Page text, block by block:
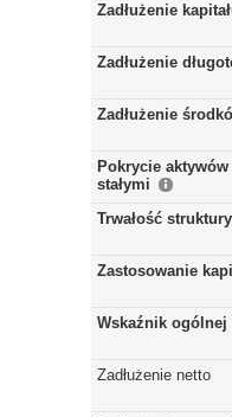
Zadłużenie
Zadłużenie
Zadłużenie
Pokrycie aktywów
stałymi
Trwałość
Zastosowanie
Wskaźnik
Zadłużenie netto